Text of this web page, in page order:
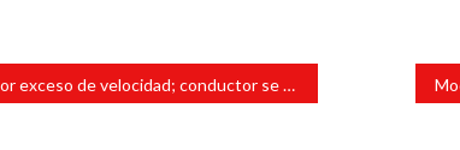
de velocidad; conductor se da a la fuga